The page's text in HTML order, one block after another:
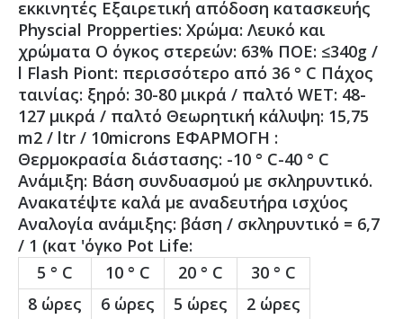
εκκινητές Εξαιρετική απόδοση κατασκευής
Physcial Propperties: Χρώμα: Λευκό και
χρώματα Ο όγκος στερεών: 63% ΠΟΕ: ≤340g /
l Flash Piont: περισσότερο από 36 ° C Πάχος
ταινίας: ξηρό: 30-80 μικρά / παλτό WET: 48-
127 μικρά / παλτό Θεωρητική κάλυψη: 15,75
m2 / ltr / 10microns ΕΦΑΡΜΟΓΗ :
Θερμοκρασία διάστασης: -10 ° C-40 ° C
Ανάμιξη: Βάση συνδυασμού με σκληρυντικό.
Ανακατέψτε καλά με αναδευτήρα ισχύος
Αναλογία ανάμιξης: βάση / σκληρυντικό = 6,7
/ 1 (κατ 'όγκο Pot Life:
5 ° C
10 ° C 20 ° C
30 ° C
8 ώρες
6 ώρες 5 ώρες
2 ώρες